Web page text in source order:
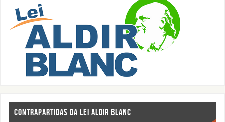
CONTRAPARTIDAS DA LEI ALDIR BLANC